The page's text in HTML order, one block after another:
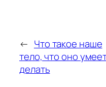
← Что такое наше
тело, что оно
делать